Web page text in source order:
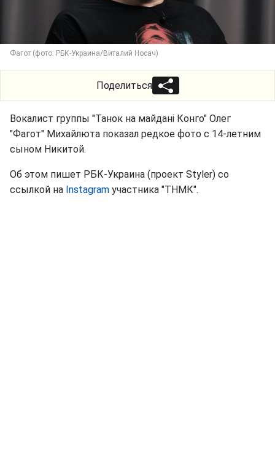
Фагот (фото: РБК-Украина/Виталий Носач)
Поделиться
Вокалист группы "Танок на майдані Конго" Олег
"Фагот" Михайлюта показал редкое фото с 14-летним
сыном Никитой.
Об этом пишет РБК-Украина (проект Styler) со
ссылкой на Instagram участника "ТНМК".